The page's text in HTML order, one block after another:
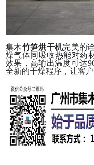
集木竹笋烘干机完美的
燥气体同吸收热能对药
效果，高输出温度可达
全新的干燥程序，让客